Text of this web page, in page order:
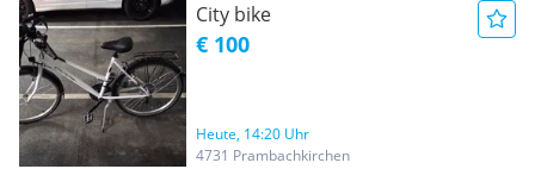
City bike
€ 100
Heute, 14:20 Uhr
4731 Prambachkirchen